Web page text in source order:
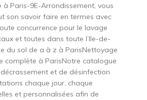
à Paris-9E-Arrondissement, vous
son savoir faire en termes avec
concurrence pour le lavage
et toutes dans toute l’Ile-de-
du sol de a à z à ParisNettoyage
complète à ParisNotre catalogue
et de désinfection
chaque jour, chaque
et personnalisées afin de